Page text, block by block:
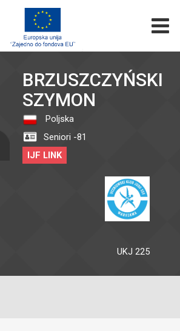
BRZUSZCZYŃSKI
SZYMON
Poljska
Seniori -81
IJF LINK
UKJ 225